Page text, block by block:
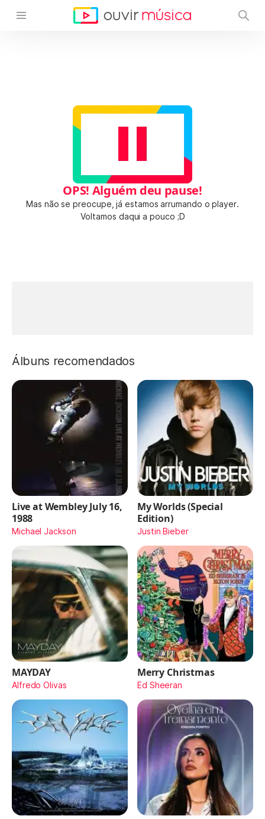
OPS! Alguém deu pause!
Mas não se preocupe, já estamos arrumando o player.
Voltamos daqui a pouco ;D
Álbuns recomendados
Live at Wembley July 16,
1988
Michael Jackson
My Worlds (Special
Edition)
Justin Bieber
MAYDAY
Alfredo Olivas
Merry Christmas
Ed Sheeran